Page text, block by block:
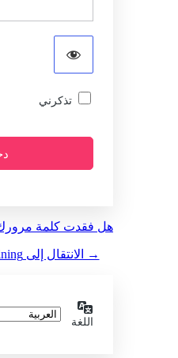
تذكرني
هل فقدت كلمة مرورك؟
→ الانتقال إلى Elqemma Groups Training
اللغة